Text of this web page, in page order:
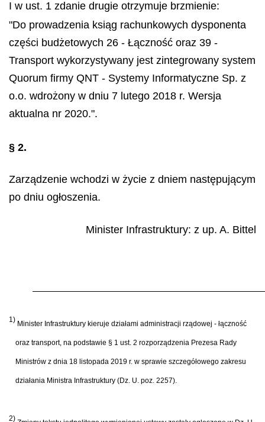
I w ust. 1 zdanie drugie otrzymuje brzmienie:
"Do prowadzenia ksiąg rachunkowych dysponenta
części budżetowych 26 - Łączność oraz 39 -
Transport wykorzystywany jest zintegrowany system
Quorum firmy QNT - Systemy Informatyczne Sp. z
o.o. wdrożony w dniu 7 lutego 2018 r. Wersja
aktualna nr 2020.".
§ 2.
Zarządzenie wchodzi w życie z dniem następującym
po dniu ogłoszenia.
Minister Infrastruktury: z up. A. Bittel
1) Minister Infrastruktury kieruje działami administracji rządowej - łączność
oraz transport, na podstawie § 1 ust. 2 rozporządzenia Prezesa Rady
Ministrów z dnia 18 listopada 2019 r. w sprawie szczegółowego zakresu
działania Ministra Infrastruktury (Dz. U. poz. 2257).
2)